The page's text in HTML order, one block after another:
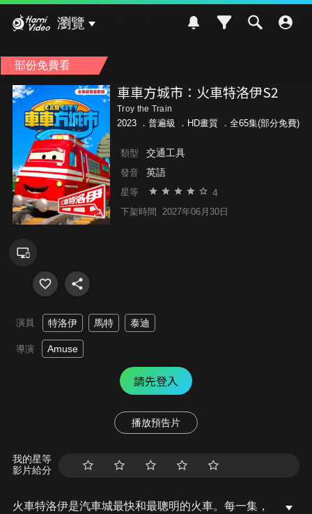
瀏覽
部份免費看
車車方城市：火車特洛伊S2
Troy the Train
2023 ． 普遍級 ．HD畫質 ．全65集(部分免費)
類型 交通工具
發音 英語
星等 4
下架時間 2027年06月30日
演員 特洛伊 馬特 泰迪
導演 Amuse
請先登入
播放預告片
我的星等
影片給分
火車特洛伊是汽車城最快和最聰明的火車。每一集，